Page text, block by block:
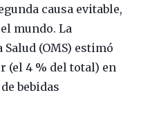
causa evitable,
mundo. La
(OMS) estimó
(el 4 % del total) en
bebidas